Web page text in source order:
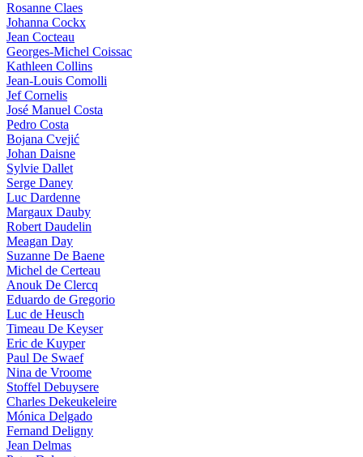
Rosanne Claes
Johanna Cockx
Jean Cocteau
Georges-Michel Coissac
Kathleen Collins
Jean-Louis Comolli
Jef Cornelis
José Manuel Costa
Pedro Costa
Bojana Cvejić
Johan Daisne
Sylvie Dallet
Serge Daney
Luc Dardenne
Margaux Dauby
Robert Daudelin
Meagan Day
Suzanne De Baene
Michel de Certeau
Anouk De Clercq
Eduardo de Gregorio
Luc de Heusch
Timeau De Keyser
Eric de Kuyper
Paul De Swaef
Nina de Vroome
Stoffel Debuysere
Charles Dekeukeleire
Mónica Delgado
Fernand Deligny
Jean Delmas